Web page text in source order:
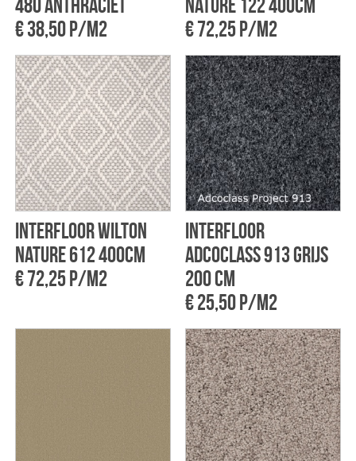
480 Anthraciet
€ 38,50 p/m2
Nature 122 400cm
€ 72,25 p/m2
Interfloor Wilton
Nature 612 400cm
€ 72,25 p/m2
Interfloor
Adcoclass 913 Grijs
200 cm
€ 25,50 p/m2